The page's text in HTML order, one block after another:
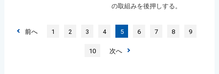
の取組みを後押しする。
前へ 1 2 3 4 5 6 7 8 9
10 次へ